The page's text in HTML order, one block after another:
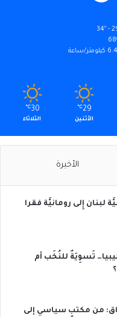
ساعة
29
℃
الأثنين
30
℃
الثلاثاء
الأخيرة
لبنان إِلى رومانيَّة فقرا
تَسوِيَةٌ للنُخَب أم
من مكتبٍ سياسي إلى